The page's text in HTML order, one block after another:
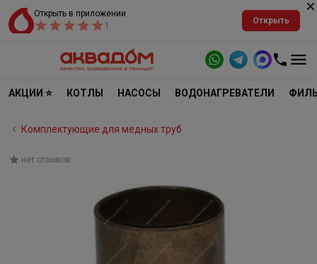
Открыть в приложении
1
Открыть
АКЦИИ ⭐ КОТЛЫ НАСОСЫ ВОДОНАГРЕВАТЕЛИ
Комплектующие для медных труб
нет отзывов